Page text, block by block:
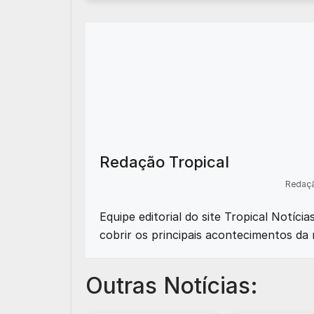
Redação Tropical
Equipe editorial do site Tropical
cobrir os principais acontecimentos da
Outras Notícias: